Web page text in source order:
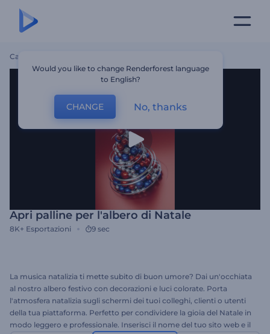
Casa
Apri palline per l'albero di Natale
8K+ Esportazioni 9 sec
La musica natalizia ti mette subito di buon umore? Dai un'occhiata
al nostro albero festivo con decorazioni e luci colorate. Porta
l'atmosfera natalizia sugli schermi dei tuoi colleghi, clienti o utenti
della tua piattaforma. Perfetto per condividere la gioia del Natale in
modo leggero e professionale. Inserisci il nome del tuo sito web e il
Would you like to change Renderforest language
to English?
CHANGE No, thanks